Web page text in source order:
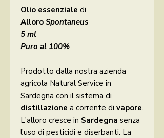
Olio essenziale di
Alloro Spontaneus
5 ml
Puro al 100%
Prodotto dalla nostra azienda
agricola Natural Service in
Sardegna con il sistema di
distillazione a corrente di vapore.
L'alloro cresce in Sardegna senza
l'uso di pesticidi e diserbanti. La